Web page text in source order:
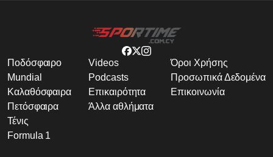
Ποδόσφαιρο
Mundial
Καλαθόσφαιρα
Πετόσφαιρα
Τένις
Formula 1
Videos
Podcasts
Επικαιρότητα
Άλλα αθλήματα
Όροι Χρήσης
Προσωπικά Δεδομένα
Επικοινωνία